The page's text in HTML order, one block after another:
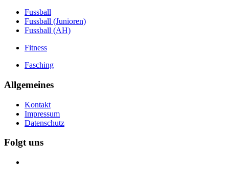
Fussball
Fussball (Junioren)
Fussball (AH)
Fitness
Fasching
Allgemeines
Kontakt
Impressum
Datenschutz
Folgt uns